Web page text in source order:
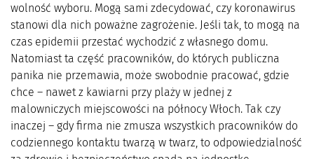
wolność wyboru. Mogą sami zdecydować, czy koronawirus
stanowi dla nich poważne zagrożenie. Jeśli tak, to mogą na
czas epidemii przestać wychodzić z własnego domu.
Natomiast ta część pracowników, do których publiczna
panika nie przemawia, może swobodnie pracować, gdzie
chce – nawet z kawiarni przy plaży w jednej z
malowniczych miejscowości na północy Włoch. Tak czy
inaczej – gdy firma nie zmusza wszystkich pracowników do
codziennego kontaktu twarzą w twarz, to odpowiedzialność